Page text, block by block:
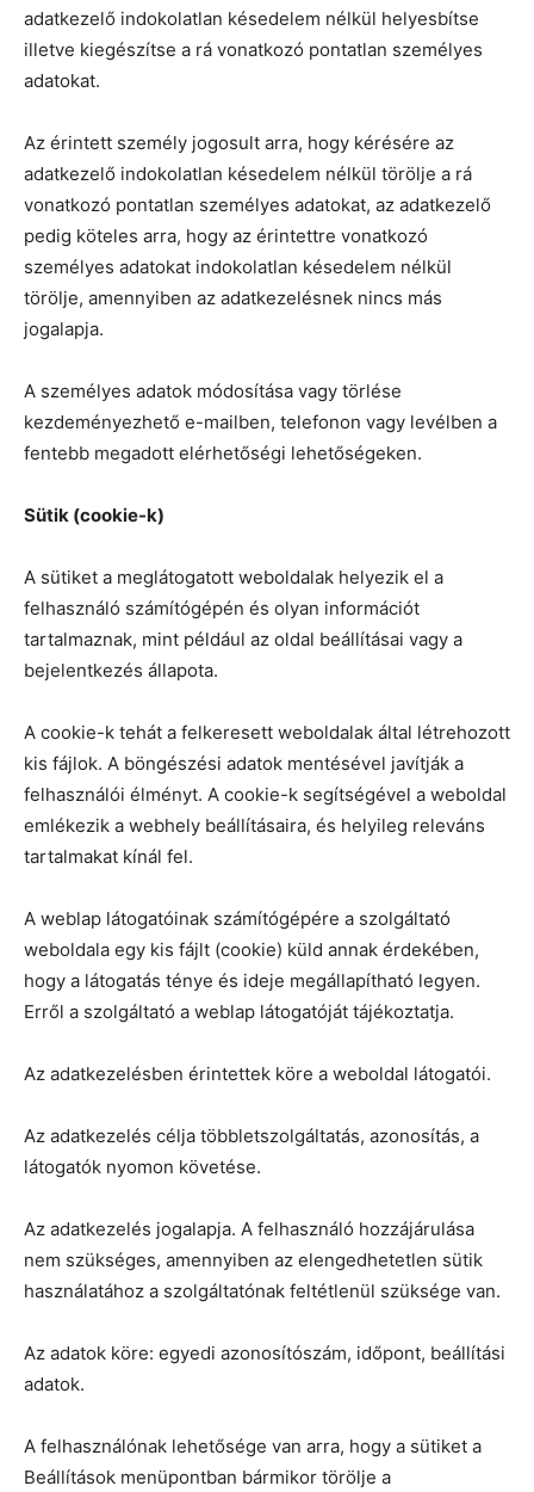
adatkezelő indokolatlan késedelem nélkül helyesbítse
illetve kiegészítse a rá vonatkozó pontatlan személyes
adatokat.
Az érintett személy jogosult arra, hogy kérésére az
adatkezelő indokolatlan késedelem nélkül törölje a rá
vonatkozó pontatlan személyes adatokat, az adatkezelő
pedig köteles arra, hogy az érintettre vonatkozó
személyes adatokat indokolatlan késedelem nélkül
törölje, amennyiben az adatkezelésnek nincs más
jogalapja.
A személyes adatok módosítása vagy törlése
kezdeményezhető e-mailben, telefonon vagy levélben a
fentebb megadott elérhetőségi lehetőségeken.
Sütik (cookie-k)
A sütiket a meglátogatott weboldalak helyezik el a
felhasználó számítógépén és olyan információt
tartalmaznak, mint például az oldal beállításai vagy a
bejelentkezés állapota.
A cookie-k tehát a felkeresett weboldalak által létrehozott
kis fájlok. A böngészési adatok mentésével javítják a
felhasználói élményt. A cookie-k segítségével a weboldal
emlékezik a webhely beállításaira, és helyileg releváns
tartalmakat kínál fel.
A weblap látogatóinak számítógépére a szolgáltató
weboldala egy kis fájlt (cookie) küld annak érdekében,
hogy a látogatás ténye és ideje megállapítható legyen.
Erről a szolgáltató a weblap látogatóját tájékoztatja.
Az adatkezelésben érintettek köre a weboldal látogatói.
Az adatkezelés célja többletszolgáltatás, azonosítás, a
látogatók nyomon követése.
Az adatkezelés jogalapja. A felhasználó hozzájárulása
nem szükséges, amennyiben az elengedhetetlen sütik
használatához a szolgáltatónak feltétlenül szüksége van.
Az adatok köre: egyedi azonosítószám, időpont, beállítási
adatok.
A felhasználónak lehetősége van arra, hogy a sütiket a
Beállítások menüpontban bármikor törölje a